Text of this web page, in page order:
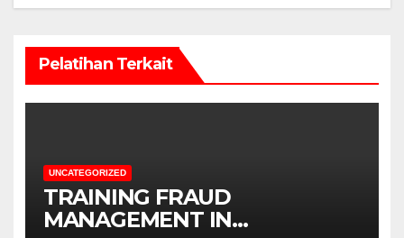
Pelatihan Terkait
UNCATEGORIZED
TRAINING FRAUD
MANAGEMENT IN